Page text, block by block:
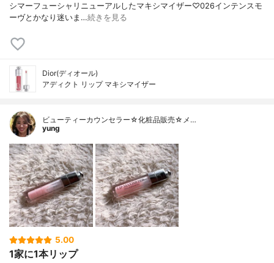
シマーフューシャリニューアルしたマキシマイザー♡026インテンスモ
ーヴとかなり迷いま…続きを見る
Dior(ディオール)
アディクト リップ マキシマイザー
ビューティーカウンセラー☆化粧品販売☆メ…
yung
5.00
1家に1本リップ